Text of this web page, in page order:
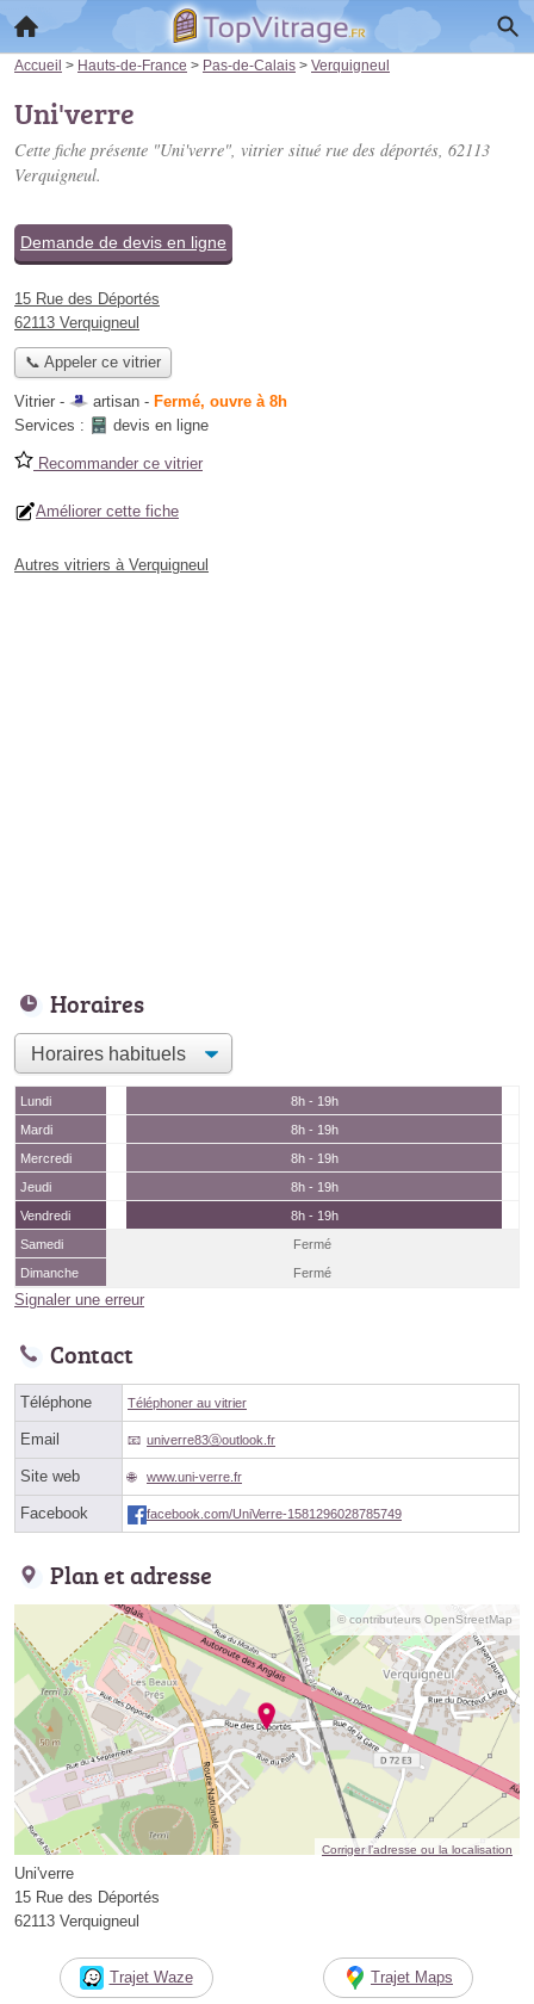
Accueil > Hauts-de-France > Pas-de-Calais > Verquigneul
Uni'verre
Cette fiche présente "Uni'verre", vitrier situé rue des déportés, 62113
Verquigneul.
Demande de devis en ligne
15 Rue des Déportés
62113 Verquigneul
📞 Appeler ce vitrier
Vitrier - artisan - Fermé, ouvre à 8h
Services :
devis en ligne
Recommander ce vitrier
Améliorer cette fiche
Autres vitriers à Verquigneul
Horaires
Lundi
8h - 19h
Mardi
8h - 19h
Mercredi
8h - 19h
Jeudi
8h - 19h
Vendredi
8h - 19h
Samedi
Fermé
Dimanche
Fermé
Signaler une erreur
Contact
Téléphone Téléphoner au vitrier
Email univerre83ⓐoutlook.fr
Site web www.uni-verre.fr
Facebook facebook.com/UniVerre-1581296028785749
Plan et adresse
© contributeurs OpenStreetMap
Corriger l’adresse ou la localisation
Uni'verre
15 Rue des Déportés
62113 Verquigneul
Trajet Waze Trajet Maps